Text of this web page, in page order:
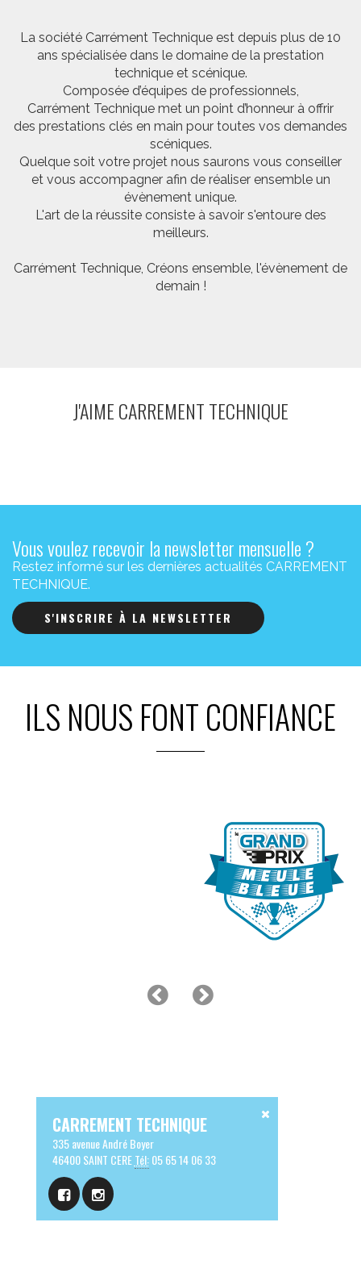
La société Carrément Technique est depuis plus de 10
ans spécialisée dans le domaine de la prestation
technique et scénique.
Composée d’équipes de professionnels,
Carrément Technique met un point d’honneur à offrir
des prestations clés en main pour toutes vos demandes
scéniques.
Quelque soit votre projet nous saurons vous conseiller
et vous accompagner afin de réaliser ensemble un
évènement unique.
L'art de la réussite consiste à savoir s'entoure des
meilleurs.
Carrément Technique, Créons ensemble, l'évènement de
demain !
J'AIME CARREMENT TECHNIQUE
Vous voulez recevoir la newsletter mensuelle ?
Restez informé sur les dernières actualités CARREMENT
TECHNIQUE.
S'INSCRIRE À LA NEWSLETTER
ILS NOUS FONT CONFIANCE
CARREMENT TECHNIQUE
335 avenue André Boyer
46400 SAINT CERETél:05 65 14 06 33